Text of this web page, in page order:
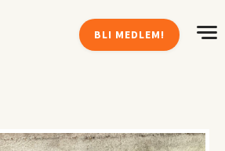
BLI MEDLEM!